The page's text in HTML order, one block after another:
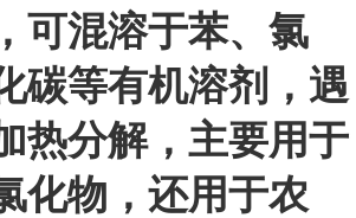
可混溶于苯、氯
碳等有机溶剂，遇
热分解，主要用于
化物，还用于农